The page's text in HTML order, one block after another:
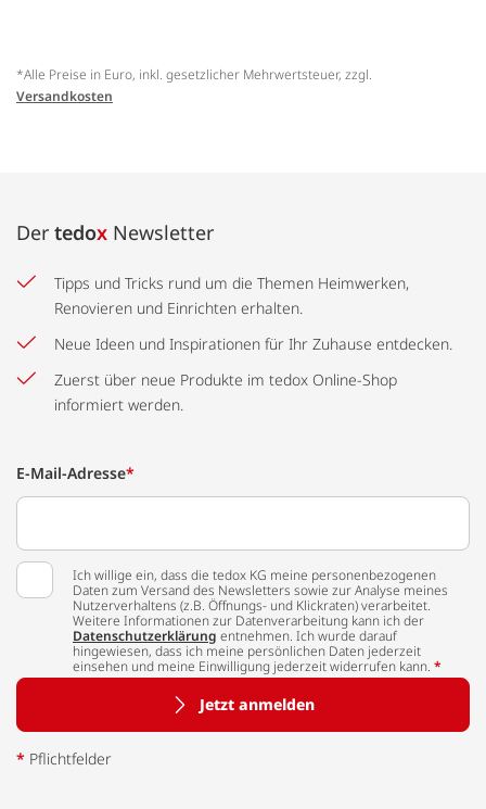
*Alle Preise in Euro, inkl. gesetzlicher Mehrwertsteuer, zzgl.
Versandkosten
Der tedox Newsletter
Tipps und Tricks rund um die Themen Heimwerken,
Renovieren und Einrichten erhalten.
Neue Ideen und Inspirationen für Ihr Zuhause entdecken.
Zuerst über neue Produkte im tedox Online-Shop
informiert werden.
E-Mail-Adresse*
Ich willige ein, dass die tedox KG meine personenbezogenen
Daten zum Versand des Newsletters sowie zur Analyse meines
Nutzerverhaltens (z.B. Öffnungs- und Klickraten) verarbeitet.
Weitere Informationen zur Datenverarbeitung kann ich der
Datenschutzerklärung entnehmen. Ich wurde darauf
hingewiesen, dass ich meine persönlichen Daten jederzeit
einsehen und meine Einwilligung jederzeit widerrufen kann. *
Jetzt anmelden
* Pflichtfelder